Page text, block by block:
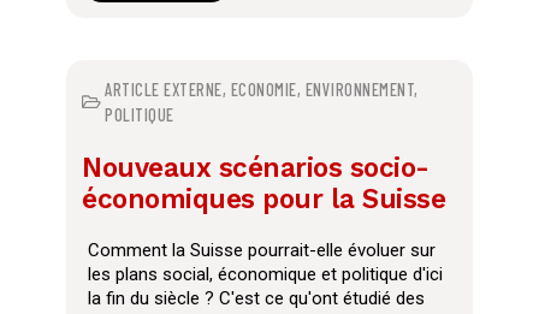
ARTICLE EXTERNE, ECONOMIE, ENVIRONNEMENT,
POLITIQUE
Nouveaux scénarios socio-
économiques pour la Suisse
Comment la Suisse pourrait-elle évoluer sur
les plans social, économique et politique d'ici
la fin du siècle ? C'est ce qu'ont étudié des